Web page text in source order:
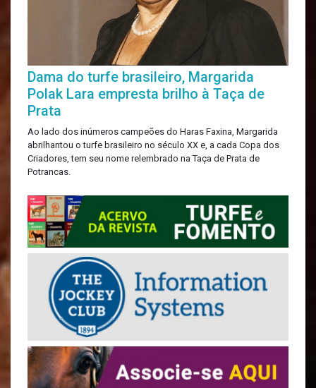
Dama do turfe brasileiro, Margarida
Polak Lara empresta brilho à Taça de
Prata
Ao lado dos inúmeros campeões do Haras Faxina, Margarida
abrilhantou o turfe brasileiro no século XX e, a cada Copa dos
Criadores, tem seu nome relembrado na Taça de Prata de
Potrancas.